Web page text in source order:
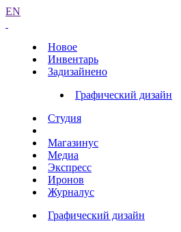
EN
Новое
Инвентарь
Задизайнено
Графический дизайн
Студия
Магазинус
Медиа
Экспресс
Иронов
Журналус
Графический дизайн